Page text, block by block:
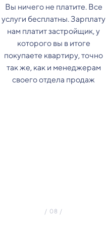
Вы ничего не платите. Все
услуги бесплатны. Зарплату
нам платит застройщик, у
которого вы в итоге
покупаете квартиру, точно
так же, как и менеджерам
своего отдела продаж